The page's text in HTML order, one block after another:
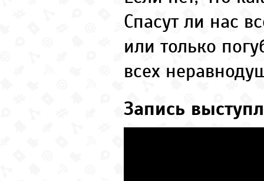
Спасут ли нас
или только
всех
Запись